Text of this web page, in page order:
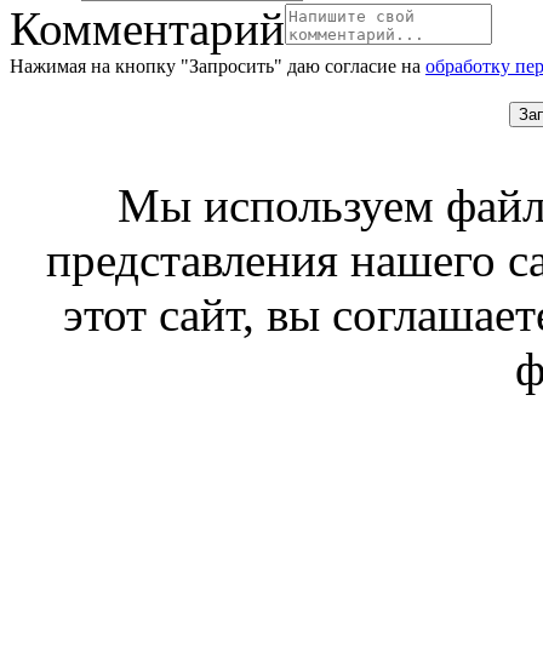
Комментарий
Нажимая на кнопку "Запросить" даю согласие на обработку
Мы используем
представления нашего
этот сайт, вы